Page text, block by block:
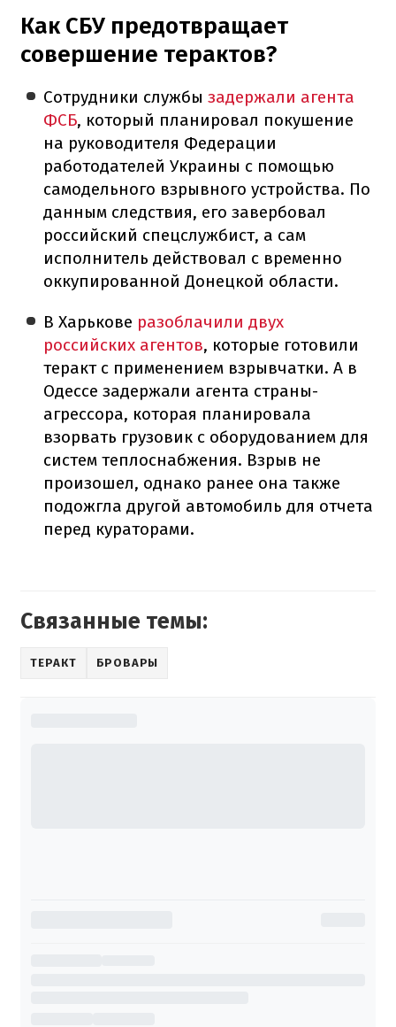
Как СБУ предотвращает
совершение терактов?
Сотрудники службызадержали агента
ФСБ, который планировал покушение
на руководителя Федерации
работодателей Украины с помощью
самодельного взрывного устройства. По
данным следствия, его завербовал
российский спецслужбист, а сам
исполнитель действовал с временно
оккупированной Донецкой области.
В Харькове разоблачили двух
российских агентов, которые готовили
теракт с применением взрывчатки. А в
Одессе задержали агента страны-
агрессора, которая планировала
взорвать грузовик с оборудованием для
систем теплоснабжения. Взрыв не
произошел, однако ранее она также
подожгла другой автомобиль для отчета
перед кураторами.
Связанные темы:
ТЕРАКТ БРОВАРЫ